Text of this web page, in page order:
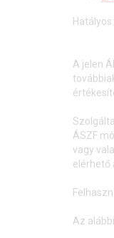
A jelen
ÁSZF
vagy
elérhető
Az